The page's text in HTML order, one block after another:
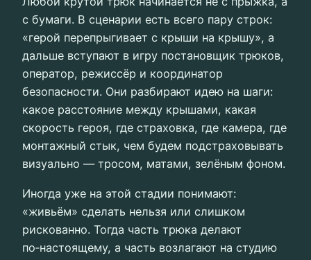
с бумаги. В сценарии есть всего пару строк:
«герой перепрыгивает с крыши на крышу», а
дальше вступают в игру постановщик трюков,
оператор, режиссёр и координатор
безопасности. Они разбирают идею на шаги:
какое расстояние между крышами, какая
скорость героя, где страховка, где камера, где
монтажный стык, чем будем подстраховывать
визуально — тросом, матами, зелёным фоном.
Иногда уже на этой стадии понимают:
«живьём» сделать нельзя или слишком
рискованно. Тогда часть трюка делают
по‑настоящему, а часть возлагают на студию